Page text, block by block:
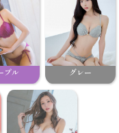
プル グレー